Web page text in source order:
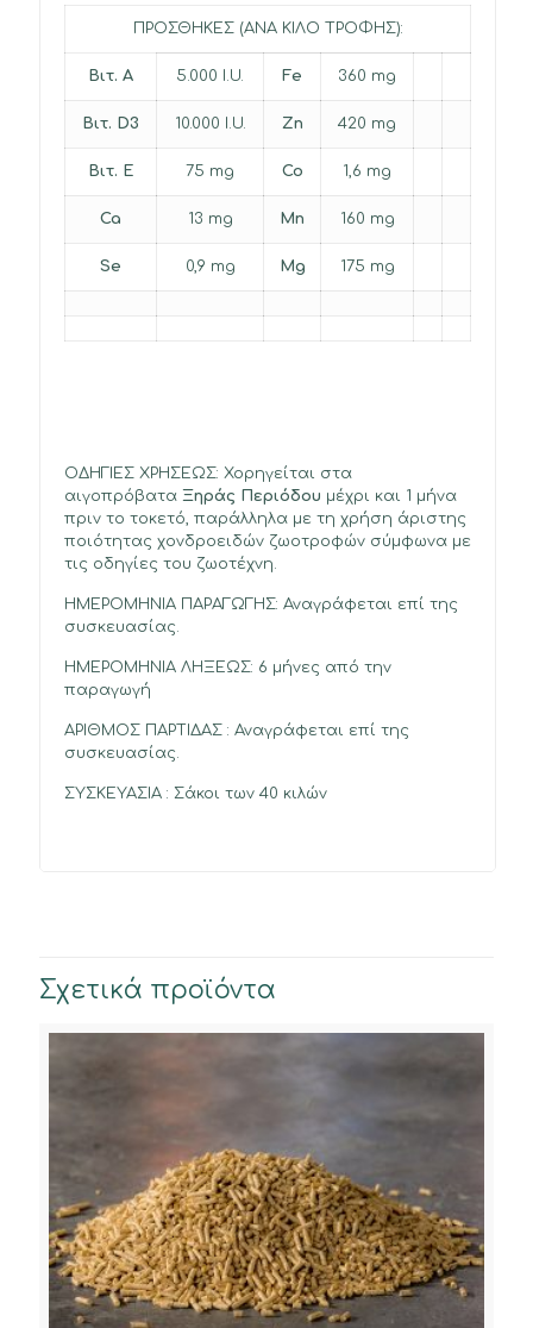
ΠΡΟΣΘΗΚΕΣ (ΑΝΑ ΚΙΛΟ ΤΡΟΦΗΣ):
Βιτ. A 5.000 I.U. Fe 360 mg
Βιτ. D3 10.000 I.U. Zn 420 mg
Βιτ. E 75 mg Co 1,6 mg
Ca 13 mg Mn 160 mg
Se 0,9 mg Mg 175 mg
ΟΔΗΓΙΕΣ ΧΡΗΣΕΩΣ: Χορηγείται στα
αιγοπρόβατα Ξηράς Περιόδου μέχρι και 1 μήνα
πριν το τοκετό, παράλληλα με τη χρήση άριστης
ποιότητας χονδροειδών ζωοτροφών σύμφωνα με
τις οδηγίες του ζωοτέχνη.
ΗΜΕΡΟΜΗΝΙΑ ΠΑΡΑΓΩΓΗΣ: Αναγράφεται επί της
συσκευασίας.
ΗΜΕΡΟΜΗΝΙΑ ΛΗΞΕΩΣ: 6 μήνες από την
παραγωγή
ΑΡΙΘΜΟΣ ΠΑΡΤΙΔΑΣ : Αναγράφεται επί της
συσκευασίας.
ΣΥΣΚΕΥΑΣΙΑ : Σάκοι των 40 κιλών
Σχετικά προϊόντα